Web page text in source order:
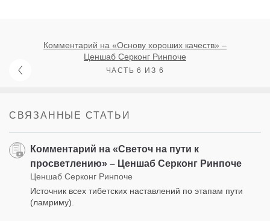
Комментарий на «Основу хороших качеств» –
Ценшаб Серконг Ринпоче
ЧАСТЬ 6 ИЗ 6
СВЯЗАННЫЕ СТАТЬИ
Комментарий на «Светоч на пути к
просветлению» – Ценшаб Серконг Ринпоче
Ценшаб Серконг Ринпоче
Источник всех тибетских наставлений по этапам пути
(ламриму).